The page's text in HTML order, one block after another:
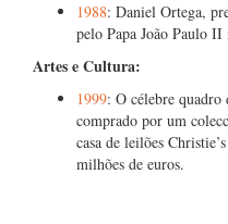
1988: Daniel Ortega,
pelo Papa João Paulo
Artes e Cultura:
1999: O célebre quadro
comprado por um
casa de leilões
milhões de euros.